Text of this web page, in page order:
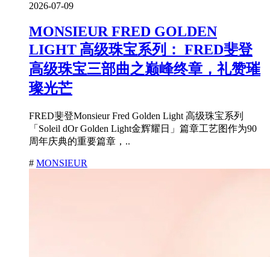
2026-07-09
MONSIEUR FRED GOLDEN
LIGHT 高级珠宝系列： FRED斐登
高级珠宝三部曲之巅峰终章，礼赞璀
璨光芒
FRED斐登Monsieur Fred Golden Light 高级珠宝系列
「Soleil dOr Golden Light金辉耀日」篇章工艺图作为90
周年庆典的重要篇章，..
# MONSIEUR